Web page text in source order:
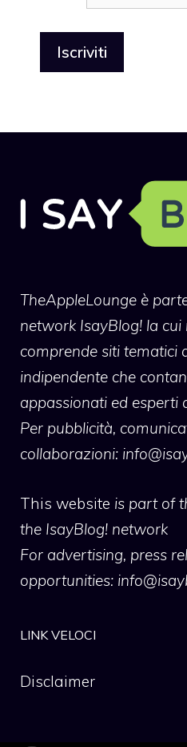
TheAppleLounge è
network IsayBlog! la cui
comprende siti tematici
indipendente che
appassionati ed esperti
Per pubblicità,
collaborazioni:
This website is part of
the IsayBlog! network
For advertising, press
opportunities:
LINK VELOCI
Disclaimer